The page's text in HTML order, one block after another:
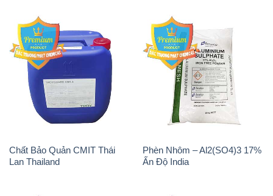
Chất Bảo Quản CMIT Thái
Lan Thailand
Phèn Nhôm – Al2(SO4)3 17%
Ấn Độ India